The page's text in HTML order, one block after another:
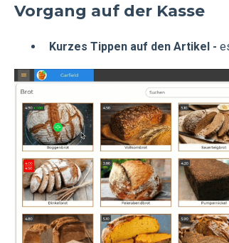
Vorgang auf der Kasse
Kurzes Tippen auf den Artikel -